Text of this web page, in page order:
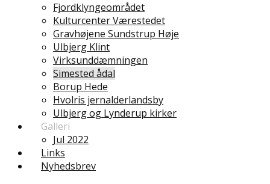
Fjordklyngeområdet
Kulturcenter Værestedet
Gravhøjene Sundstrup Høje
Ulbjerg Klint
Virksunddæmningen
Simested ådal
Borup Hede
Hvolris jernalderlandsby
Ulbjerg og Lynderup kirker
Galleri
Jul 2022
Links
Nyhedsbrev